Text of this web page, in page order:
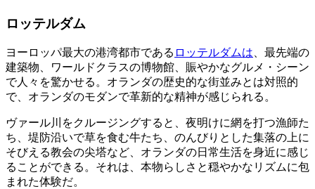
ロッテルダム
ヨーロッパ最大の港湾都市である ロッテルダムは、最先端の
建築物、ワールドクラスの博物館、賑やかなグルメ・シーン
で人々を驚かせる。オランダの歴史的な街並みとは対照的
で、オランダのモダンで革新的な精神が感じられる。
ヴァール川をクルージングすると、夜明けに網を打つ漁師た
ち、堤防沿いで草を食む牛たち、のんびりとした集落の上に
そびえる教会の尖塔など、オランダの日常生活を身近に感じ
ることができる。それは、本物らしさと穏やかなリズムに包
まれた体験だ。